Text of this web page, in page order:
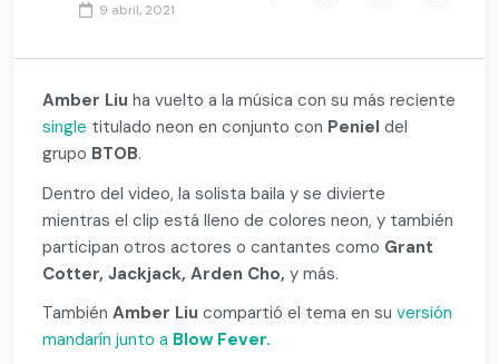
9 abril, 2021
Amber Liuha vuelto a la música con su más reciente
single titulado neon en conjunto con Penieldel
grupo BTOB.
Dentro del video, la solista baila y se divierte
mientras el clip está lleno de colores neon, y también
participan otros actores o cantantes como Grant
Cotter, Jackjack, Arden Cho, y más.
También Amber Liu compartió el tema en suversión
mandarín junto a Blow Fever.